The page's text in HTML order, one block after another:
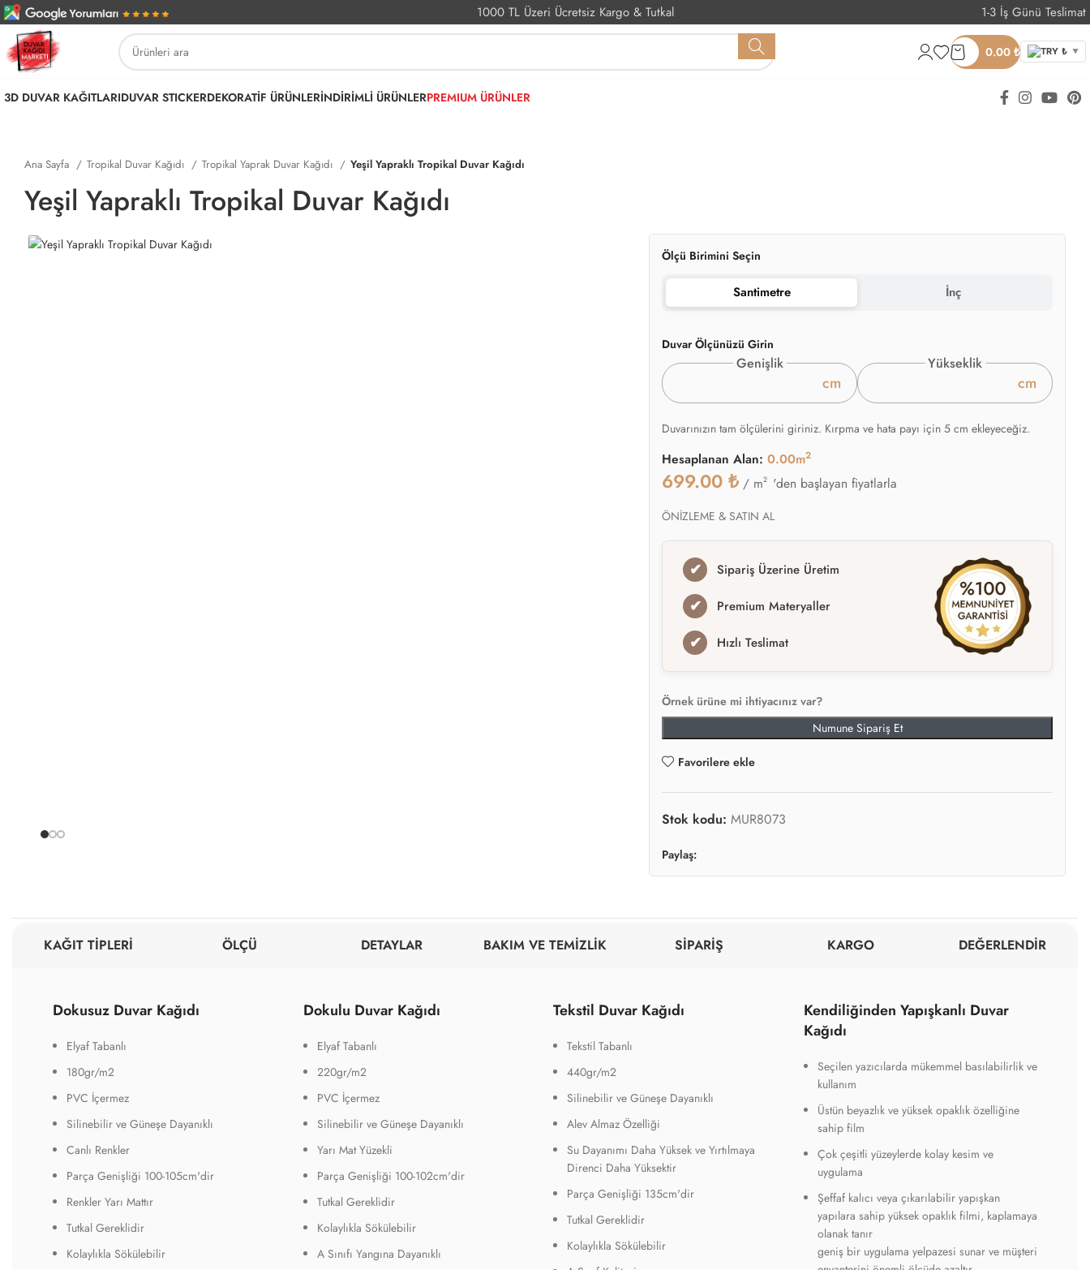
1000 TL Üzeri Ücretsiz Kargo & Tutkal 1-3 İş Günü Teslimat
0.00 ₺ TRY ₺ ▼
3D DUVAR KAĞITLARIDUVAR STICKERDEKORATİF ÜRÜNLERİNDİRİMLİ ÜRÜNLERPREMIUM ÜRÜNLER
Ana Sayfa Tropikal Duvar Kağıdı Tropikal Yaprak Duvar Kağıdı Yeşil Yapraklı Tropikal Duvar Kağıdı
Yeşil Yapraklı Tropikal Duvar Kağıdı
Ölçü Birimini Seçin
Santimetre İnç
Duvar Ölçünüzü Girin
Genişlik
cm
Yükseklik
cm
Duvarınızın tam ölçülerini giriniz. Kırpma ve hata payı için 5 cm ekleyeceğiz.
Hesaplanan Alan:0.00m2
699.00₺ / m2 'den başlayan fiyatlarla
ÖNİZLEME & SATIN AL
✔ Sipariş Üzerine Üretim
✔ Premium Materyaller
✔ Hızlı Teslimat
Örnek ürüne mi ihtiyacınız var?
Numune Sipariş Et
Favorilere ekle
Stok kodu:MUR8073
Paylaş:
KAĞIT TİPLERİ ÖLÇÜ DETAYLAR BAKIM VE TEMİZLİK SİPARİŞ KARGO DEĞERLENDİR
Dokusuz Duvar Kağıdı
Elyaf Tabanlı
180gr/m2
PVC İçermez
Silinebilir ve Güneşe Dayanıklı
Canlı Renkler
Parça Genişliği 100-105cm'dir
Renkler Yarı Mattır
Tutkal Gereklidir
Kolaylıkla Sökülebilir
Dokulu Duvar Kağıdı
Elyaf Tabanlı
220gr/m2
PVC İçermez
Silinebilir ve Güneşe Dayanıklı
Yarı Mat Yüzekli
Parça Genişliği 100-102cm'dir
Tutkal Gereklidir
Kolaylıkla Sökülebilir
A Sınıfı Yangına Dayanıklı
Tekstil Duvar Kağıdı
Tekstil Tabanlı
440gr/m2
Silinebilir ve Güneşe Dayanıklı
Alev Almaz Özelliği
Su Dayanımı Daha Yüksek ve Yırtılmaya
Direnci Daha Yüksektir
Parça Genişliği 135cm'dir
Tutkal Gereklidir
Kolaylıkla Sökülebilir
Kendiliğinden Yapışkanlı Duvar
Kağıdı
Seçilen yazıcılarda mükemmel basılabilirlik ve
kullanım
Üstün beyazlık ve yüksek opaklık özelliğine
sahip film
Çok çeşitli yüzeylerde kolay kesim ve
uygulama
Şeffaf kalıcı veya çıkarılabilir yapışkan
yapılara sahip yüksek opaklık filmi, kaplamaya
olanak tanır
geniş bir uygulama yelpazesi sunar ve müşteri